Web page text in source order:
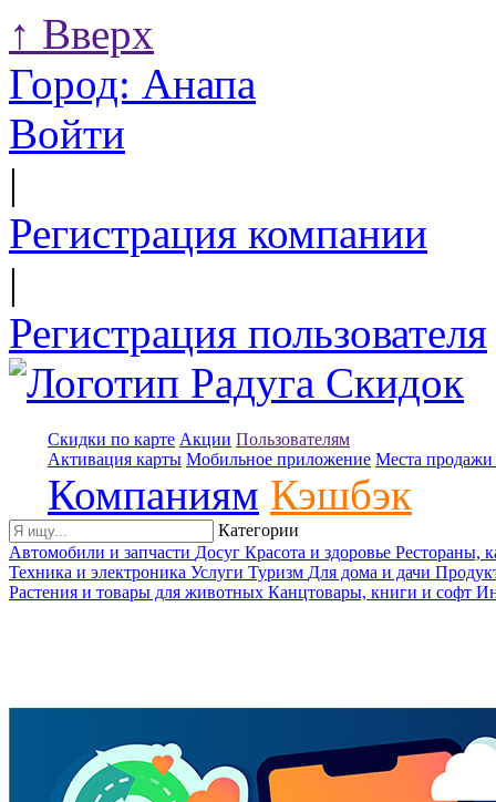
↑ Вверх
Город: Анапа
Войти
|
Регистрация компании
|
Регистрация пользователя
Скидки по карте Акции Пользователям
Активация карты Мобильное приложение Места продажи
Компаниям Кэшбэк
Категории
Автомобили и запчасти Досуг Красота и здоровье Рестораны,
Техника и электроника Услуги Туризм Для дома и дачи
Растения и товары для животных Канцтовары, книги и софт